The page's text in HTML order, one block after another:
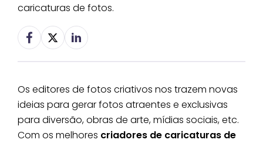
caricaturas de fotos.
Os editores de fotos criativos nos trazem novas
ideias para gerar fotos atraentes e exclusivas
para diversão, obras de arte, mídias sociais, etc.
Com os melhores criadores de caricaturas de